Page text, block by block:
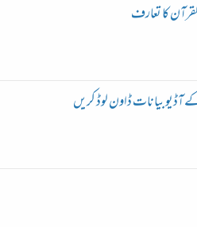
کا تعارف
بیانات ڈاون لوڈ کریں